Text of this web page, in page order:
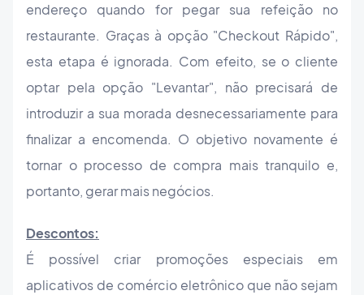
endereço quando for pegar sua refeição no
restaurante. Graças à opção "Checkout Rápido",
esta etapa é ignorada. Com efeito, se o cliente
optar pela opção "Levantar", não precisará de
introduzir a sua morada desnecessariamente para
finalizar a encomenda. O objetivo novamente é
tornar o processo de compra mais tranquilo e,
portanto, gerar mais negócios.
Descontos:
É possível criar promoções especiais em
aplicativos de comércio eletrônico que não sejam